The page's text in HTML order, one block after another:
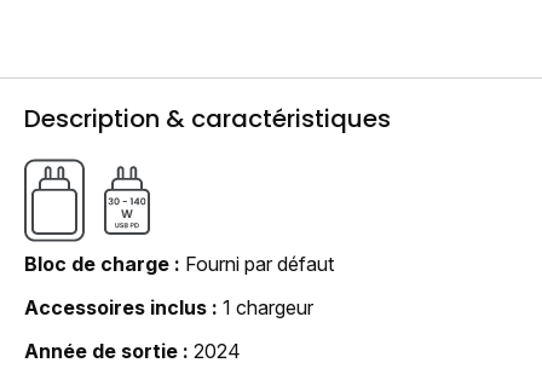
Description & caractéristiques
Bloc de charge
Fourni par défaut
Accessoires inclus
1 chargeur
Année de sortie
2024